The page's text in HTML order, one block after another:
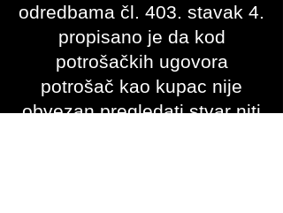
odredbama čl. 403. stavak 4.
propisano je da kod
potrošačkih ugovora
potrošač kao kupac nije
obvezan pregledati stvar niti